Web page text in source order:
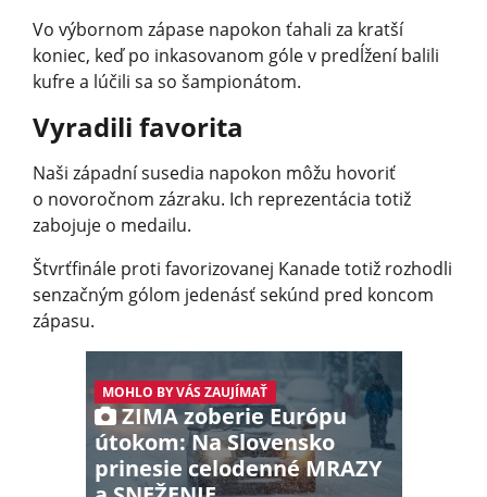
Vo výbornom zápase napokon ťahali za kratší
koniec, keď po inkasovanom góle v predĺžení balili
kufre a lúčili sa so šampionátom.
Vyradili favorita
Naši západní susedia napokon môžu hovoriť
o novoročnom zázraku. Ich reprezentácia totiž
zabojuje o medailu.
Štvrťfinále proti favorizovanej Kanade totiž rozhodli
senzačným gólom jedenásť sekúnd pred koncom
zápasu.
MOHLO BY VÁS ZAUJÍMAŤ
ZIMA zoberie Európu
útokom: Na Slovensko
prinesie celodenné MRAZY